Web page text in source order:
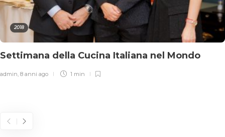
2018
Settimana della Cucina Italiana nel Mondo
admin, 8 anni ago 1 min